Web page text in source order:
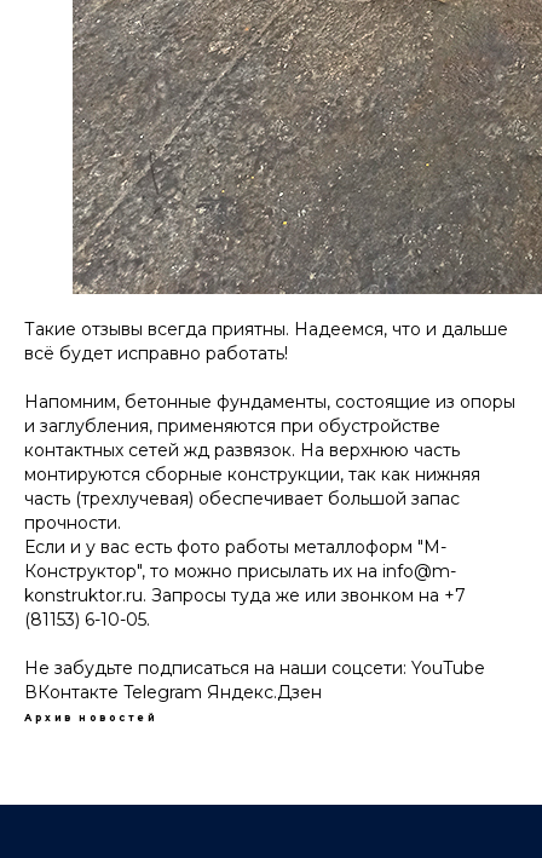
Такие отзывы всегда приятны. Надеемся, что и дальше
всё будет исправно работать!
Напомним, бетонные фундаменты, состоящие из опоры
и заглубления, применяются при обустройстве
контактных сетей жд развязок. На верхнюю часть
монтируются сборные конструкции, так как нижняя
часть (трехлучевая) обеспечивает большой запас
прочности.
Если и у вас есть фото работы металлоформ "М-
Конструктор", то можно присылать их на info@m-
konstruktor.ru. Запросы туда же или звонком на +7
(81153) 6-10-05.
Не забудьте подписаться на наши соцсети: YouTube
ВКонтакте Telegram Яндекс.Дзен
Архив новостей